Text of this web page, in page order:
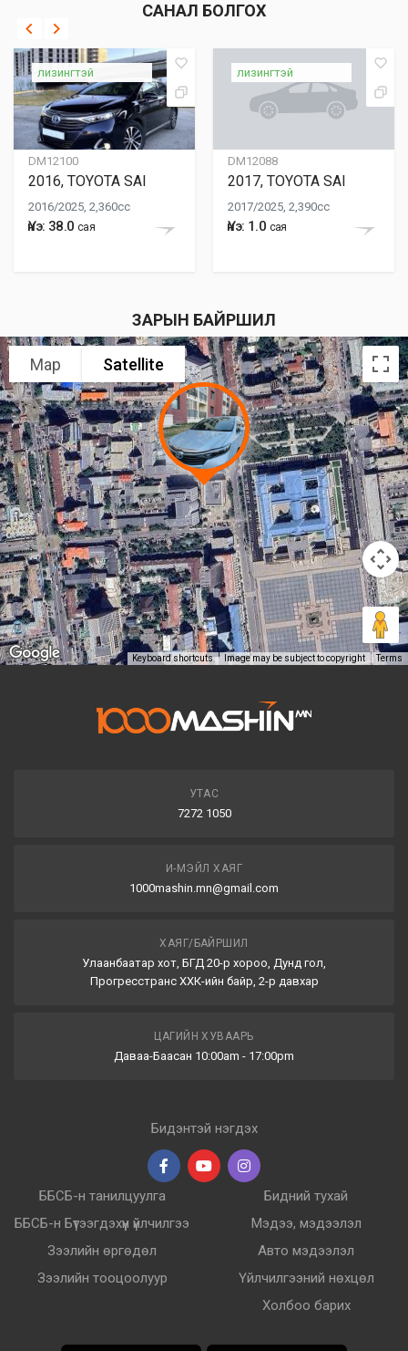
САНАЛ БОЛГОХ
DM12100
лизингтэй
2016, TOYOTA SAI
2016/2025, 2,360cc
Үнэ: 38.0 сая
DM12088
лизингтэй
2017, TOYOTA SAI
2017/2025, 2,390cc
Үнэ: 1.0 сая
ЗАРЫН БАЙРШИЛ
Map Satellite
Keyboard shortcuts Image may be subject to copyright Terms
УТАС
7272 1050
И-МЭЙЛ ХАЯГ
1000mashin.mn@gmail.com
ХАЯГ/БАЙРШИЛ
Улаанбаатар хот, БГД 20-р хороо, Дунд гол,
Прогресстранс ХХК-ийн байр, 2-р давхар
ЦАГИЙН ХУВААРЬ
Даваа-Баасан 10:00am - 17:00pm
Бидэнтэй нэгдэх
ББСБ-н танилцуулга
ББСБ-н Бүтээгдэхүүн үйлчилгээ
Зээлийн өргөдөл
Зээлийн тооцоолуур
Бидний тухай
Мэдээ, мэдээлэл
Авто мэдээлэл
Үйлчилгээний нөхцөл
Холбоо барих